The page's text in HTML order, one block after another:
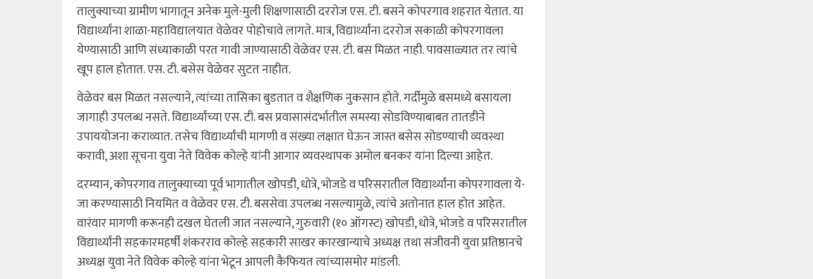
तालुक्याच्या ग्रामीण भागातून अनेक मुले-मुली शिक्षणासाठी दररोज एस. टी. बसने कोपरगाव शहरात येतात. या
विद्यार्थ्यांना शाळा-महाविद्यालयात वेळेवर पोहोचावे लागते. मात्र, विद्यार्थ्यांना दररोज सकाळी कोपरगावला
येण्यासाठी आणि संध्याकाळी परत गावी जाण्यासाठी वेळेवर एस. टी. बस मिळत नाही. पावसाळ्यात तर त्यांचे
खूप हाल होतात. एस. टी. बसेस वेळेवर सुटत नाहीत.
वेळेवर बस मिळत नसल्याने, त्यांच्या तासिका बुडतात व शैक्षणिक नुकसान होते. गर्दीमुळे बसमध्ये बसायला
जागाही उपलब्ध नसते. विद्यार्थ्यांच्या एस. टी. बस प्रवासासंदर्भातील समस्या सोडविण्याबाबत तातडीने
उपाययोजना कराव्यात. तसेच विद्यार्थ्यांची मागणी व संख्या लक्षात घेऊन जास्त बसेस सोडण्याची व्यवस्था
करावी, अशा सूचना युवा नेते विवेक कोल्हे यांनी आगार व्यवस्थापक अमोल बनकर यांना दिल्या आहेत.
दरम्यान, कोपरगाव तालुक्याच्या पूर्व भागातील खोपडी, धोत्रे, भोजडे व परिसरातील विद्यार्थ्यांना कोपरगावला ये-
जा करण्यासाठी नियमित व वेळेवर एस. टी. बससेवा उपलब्ध नसल्यामुळे, त्यांचे अतोनात हाल होत आहेत.
वारंवार मागणी करूनही दखल घेतली जात नसल्याने, गुरुवारी (१० ऑगस्ट) खोपडी, धोत्रे, भोजडे व परिसरातील
विद्यार्थ्यांनी सहकारमहर्षी शंकरराव कोल्हे सहकारी साखर कारखान्याचे अध्यक्ष तथा संजीवनी युवा प्रतिष्ठानचे
अध्यक्ष युवा नेते विवेक कोल्हे यांना भेटून आपली कैफियत त्यांच्यासमोर मांडली.